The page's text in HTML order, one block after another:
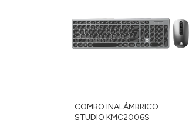
COMBO INALÁMBRICO
STUDIO KMC2006S